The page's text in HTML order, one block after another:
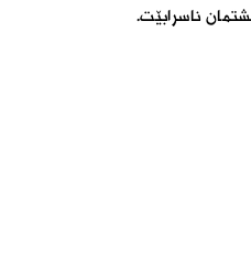
ناسرابێت.